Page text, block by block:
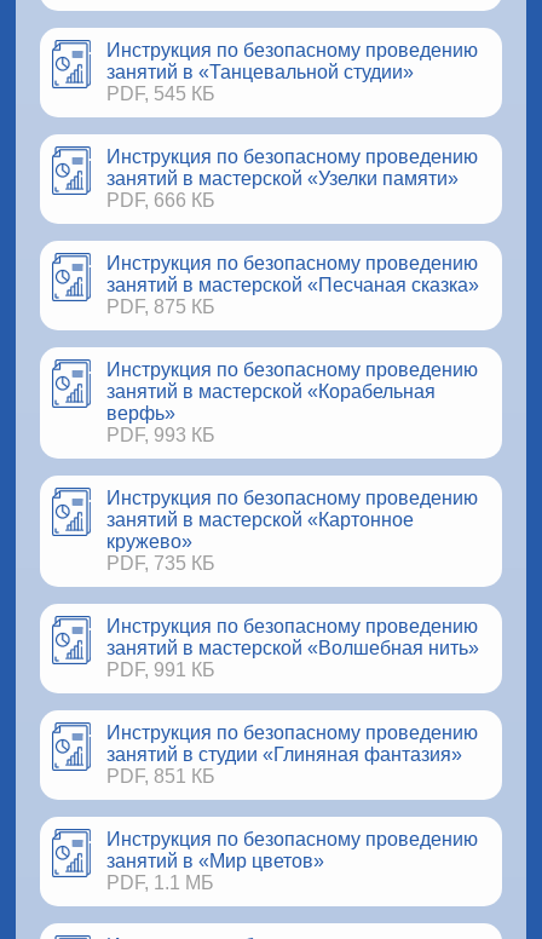
Инструкция по безопасному проведению
занятий в «Танцевальной студии»
PDF, 545 КБ
Инструкция по безопасному проведению
занятий в мастерской «Узелки памяти»
PDF, 666 КБ
Инструкция по безопасному проведению
занятий в мастерской «Песчаная сказка»
PDF, 875 КБ
Инструкция по безопасному проведению
занятий в мастерской «Корабельная
верфь»
PDF, 993 КБ
Инструкция по безопасному проведению
занятий в мастерской «Картонное
кружево»
PDF, 735 КБ
Инструкция по безопасному проведению
занятий в мастерской «Волшебная нить»
PDF, 991 КБ
Инструкция по безопасному проведению
занятий в студии «Глиняная фантазия»
PDF, 851 КБ
Инструкция по безопасному проведению
занятий в «Мир цветов»
PDF, 1.1 МБ